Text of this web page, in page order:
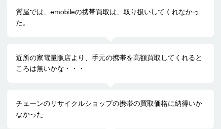
質屋では、emobileの携帯買取は、取り扱いしてくれなかっ
た。
近所の家電量販店より、手元の携帯を高額買取してくれると
ころは無いかな・・・
チェーンのリサイクルショップの携帯の買取価格に納得いか
なかった